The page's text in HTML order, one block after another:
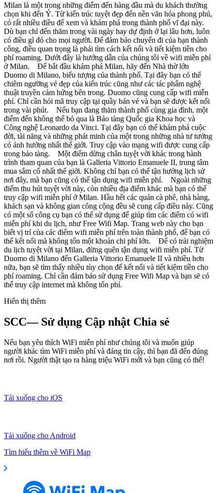
Milan là một trong những điểm đến hàng đầu mà du khách thường
chọn khi đến Ý. Từ kiến trúc tuyệt đẹp đến nền văn hóa phong phú,
có rất nhiều điều để xem và khám phá trong thành phố vĩ đại này.
Dù bạn chỉ đến thăm trong vài ngày hay dự định ở lại lâu hơn, luôn
có điều gì đó cho mọi người. Để đảm bảo chuyến đi của bạn thành
công, điều quan trọng là phải tìm cách kết nối và tiết kiệm tiền cho
phí roaming. Dưới đây là hướng dẫn của chúng tôi về wifi miễn phí
ở Milan. Để bắt đầu khám phá Milan, hãy đến Nhà thờ lớn
Duomo di Milano, biểu tượng của thành phố. Tại đây bạn có thể
chiêm ngưỡng vẻ đẹp của kiến trúc cũng như các tác phẩm nghệ
thuật truyền cảm hứng bên trong. Duomo cũng cung cấp wifi miễn
phí. Chỉ cần hỏi mã truy cập tại quầy bán vé và bạn sẽ được kết nối
trong vài phút. Nếu bạn đang thăm thành phố cùng gia đình, một
điểm đến không thể bỏ qua là Bảo tàng Quốc gia Khoa học và
Công nghệ Leonardo da Vinci. Tại đây bạn có thể khám phá cuộc
đời, tài năng và những phát minh của một trong những nhà tư tưởng
có ảnh hưởng nhất thế giới. Truy cập vào mạng wifi được cung cấp
trong bảo tàng. Một điểm dừng chân tuyệt vời khác trong hành
trình tham quan của bạn là Galleria Vittorio Emanuele II, trung tâm
mua sắm cổ nhất thế giới. Không chỉ bạn có thể tận hưởng lịch sử
nơi đây, mà bạn cũng có thể tận dụng wifi miễn phí. Ngoài những
điểm thu hút tuyệt vời này, còn nhiều địa điểm khác mà bạn có thể
truy cập wifi miễn phí ở Milan. Hầu hết các quán cà phê, nhà hàng,
khách sạn và không gian công cộng đều sẽ cung cấp điều này. Cũng
có một số công cụ bạn có thể sử dụng để giúp tìm các điểm có wifi
miễn phí khi du lịch, như Free Wifi Map. Trang web này cho bạn
biết vị trí của các điểm wifi miễn phí trên toàn thành phố, để bạn có
thể kết nối mà không tốn một khoản chi phí lớn. Để có trải nghiệm
du lịch tuyệt vời tại Milan, đừng quên tận dụng wifi miễn phí. Từ
Duomo di Milano đến Galleria Vittorio Emanuele II và nhiều hơn
nữa, bạn sẽ tìm thấy nhiều tùy chọn để kết nối và tiết kiệm tiền cho
phí roaming. Chỉ cần đảm bảo sử dụng Free Wifi Map và bạn sẽ có
thể truy cập internet mà không tốn phí.
Hiển thị thêm
SCC— Sử dụng Cập nhật Chia sẻ
Nếu bạn yêu thích WiFi miễn phí như chúng tôi và muốn giúp
người khác tìm WiFi miễn phí và đáng tin cậy, thì bạn đã đến đúng
nơi rồi. Người thật tạo ra hàng triệu WiFi mới và bạn cũng có thể!
Tải xuống cho iOS
Tải xuống cho Android
Tìm hiểu thêm về WiFi Map